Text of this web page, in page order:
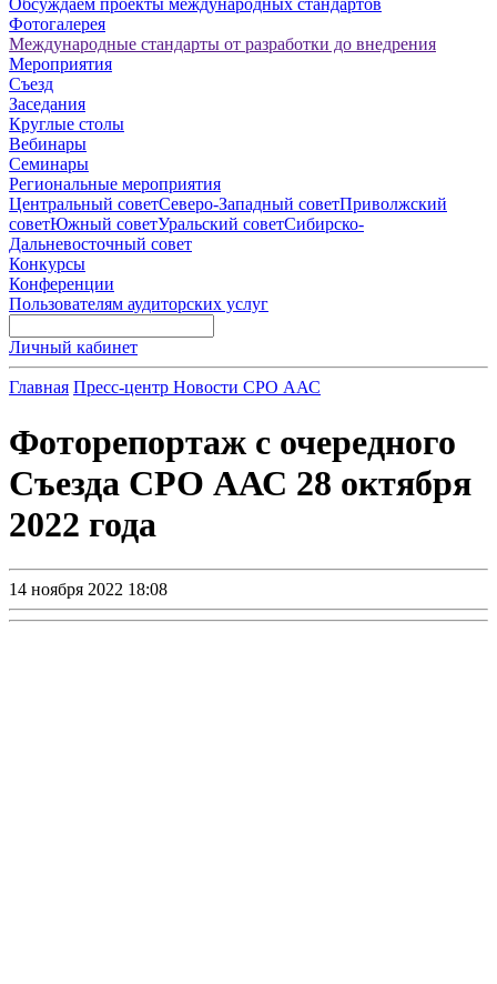
Обсуждаем проекты международных стандартов
Фотогалерея
Международные стандарты от разработки до внедрения
Мероприятия
Съезд
Заседания
Круглые столы
Вебинары
Семинары
Региональные мероприятия
Центральный советСеверо-Западный советПриволжский
советЮжный советУральский советСибирско-
Дальневосточный совет
Конкурсы
Конференции
Пользователям аудиторских услуг
Личный кабинет
Главная Пресс-центр Новости СРО ААС
Фоторепортаж с очередного
Съезда СРО ААС 28 октября
2022 года
14 ноября 2022 18:08